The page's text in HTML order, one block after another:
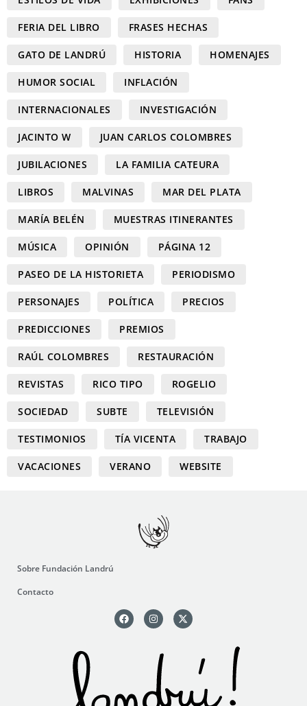
FERIA DEL LIBRO FRASES HECHAS
GATO DE LANDRÚ HISTORIA HOMENAJES
HUMOR SOCIAL INFLACIÓN
INTERNACIONALES INVESTIGACIÓN
JACINTO W JUAN CARLOS COLOMBRES
JUBILACIONES LA FAMILIA CATEURA
LIBROS MALVINAS MAR DEL PLATA
MARÍA BELÉN MUESTRAS ITINERANTES
MÚSICA OPINIÓN PÁGINA 12
PASEO DE LA HISTORIETA PERIODISMO
PERSONAJES POLÍTICA PRECIOS
PREDICCIONES PREMIOS
RAÚL COLOMBRES RESTAURACIÓN
REVISTAS RICO TIPO ROGELIO
SOCIEDAD SUBTE TELEVISIÓN
TESTIMONIOS TÍA VICENTA TRABAJO
VACACIONES VERANO WEBSITE
Sobre Fundación Landrú
Contacto